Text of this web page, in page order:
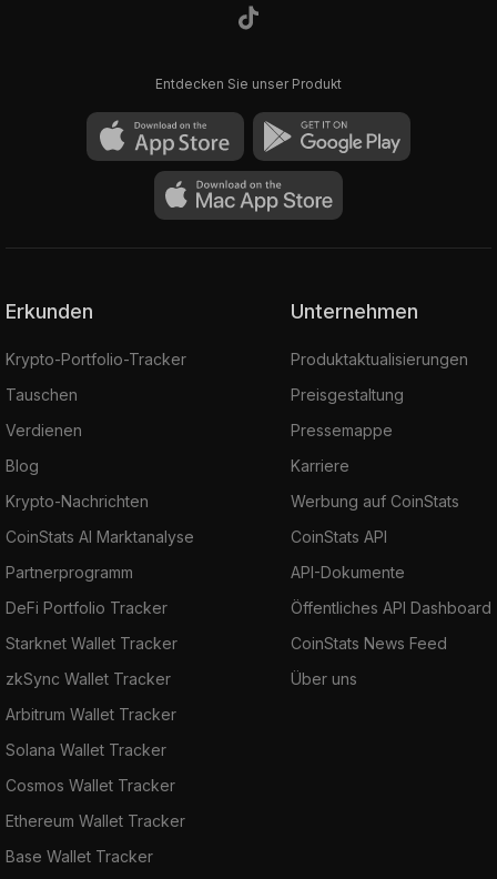
Entdecken Sie unser Produkt
Erkunden
Krypto-Portfolio-Tracker
Tauschen
Verdienen
Blog
Krypto-Nachrichten
CoinStats AI Marktanalyse
Partnerprogramm
DeFi Portfolio Tracker
Starknet Wallet Tracker
zkSync Wallet Tracker
Arbitrum Wallet Tracker
Solana Wallet Tracker
Cosmos Wallet Tracker
Ethereum Wallet Tracker
Base Wallet Tracker
Unternehmen
Produktaktualisierungen
Preisgestaltung
Pressemappe
Karriere
Werbung auf CoinStats
CoinStats API
API-Dokumente
Öffentliches API Dashboard
CoinStats News Feed
Über uns